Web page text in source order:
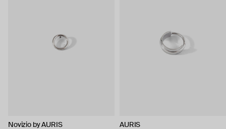
Novizio by AURIS AURIS